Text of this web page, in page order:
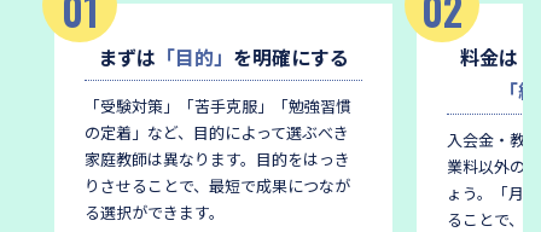
まずは 「目的」 を明確にする
「受験対策」「苦手克服」「勉強習慣
の定着」など、目的によって選ぶべき
家庭教師は異なります。 目的をはっき
りさせることで、最短で成果につなが
る選択ができます。
料金は
「
入会金・教
業料以外の
ょう。
「月
ることで、